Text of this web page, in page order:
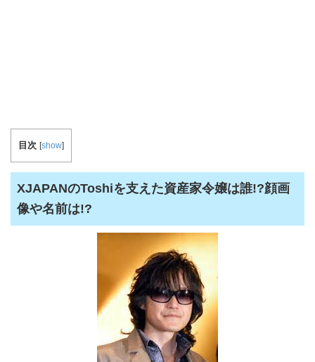
目次 [show]
XJAPANのToshiを支えた資産家令嬢は誰!?顔画
像や名前は!?